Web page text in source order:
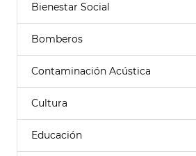
Bienestar Social
Bomberos
Contaminación Acústica
Cultura
Educación